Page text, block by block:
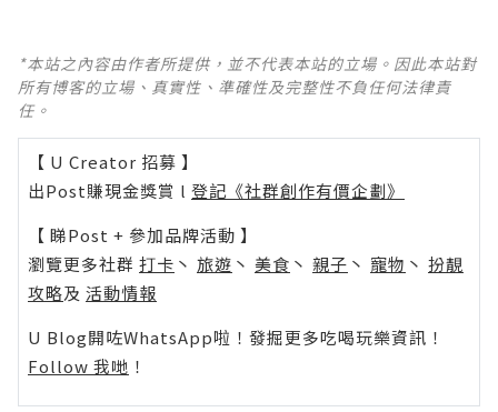
*本站之內容由作者所提供，並不代表本站的立場。因此本站對
所有博客的立場、真實性、準確性及完整性不負任何法律責
任。
【 U Creator 招募 】
出Post賺現金獎賞 l 登記《社群創作有價企劃》
【 睇Post + 參加品牌活動 】
瀏覽更多社群 打卡 丶 旅遊 丶 美食 丶 親子 丶 寵物 丶 扮靚
攻略及 活動情報
U Blog開咗WhatsApp啦！發掘更多吃喝玩樂資訊！
Follow 我哋 ！